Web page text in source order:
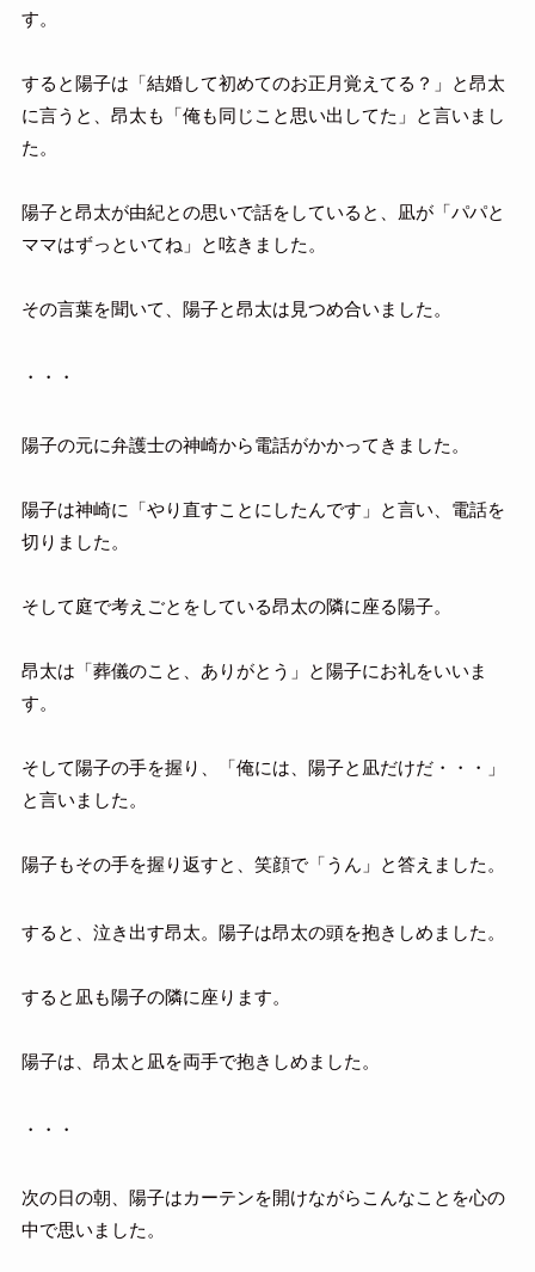
す。
すると陽子は「結婚して初めてのお正月覚えてる？」と昂太
に言うと、昂太も「俺も同じこと思い出してた」と言いまし
た。
陽子と昂太が由紀との思いで話をしていると、凪が「パパと
ママはずっといてね」と呟きました。
その言葉を聞いて、陽子と昂太は見つめ合いました。
・・・
陽子の元に弁護士の神崎から電話がかかってきました。
陽子は神崎に「やり直すことにしたんです」と言い、電話を
切りました。
そして庭で考えごとをしている昂太の隣に座る陽子。
昂太は「葬儀のこと、ありがとう」と陽子にお礼をいいま
す。
そして陽子の手を握り、「俺には、陽子と凪だけだ・・・」
と言いました。
陽子もその手を握り返すと、笑顔で「うん」と答えました。
すると、泣き出す昂太。陽子は昂太の頭を抱きしめました。
すると凪も陽子の隣に座ります。
陽子は、昂太と凪を両手で抱きしめました。
・・・
次の日の朝、陽子はカーテンを開けながらこんなことを心の
中で思いました。